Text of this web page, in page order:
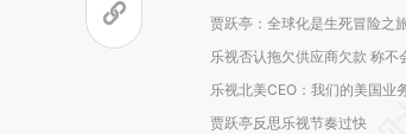
贾跃亭：全球化是生死冒险之
乐视否认拖欠供应商欠款 称不
乐视北美CEO：我们的美国业
贾跃亭反思乐视节奏过快